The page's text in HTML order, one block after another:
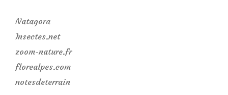
Natagora
Insectes.net
zoom-nature.fr
florealpes.com
notesdeterrain